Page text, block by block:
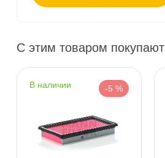
С этим товаром покупают
наличии -5 %
Самовывоз